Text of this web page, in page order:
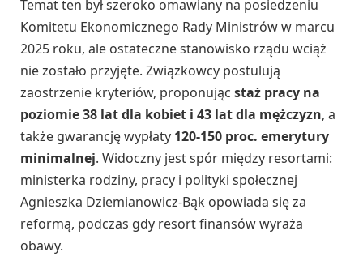
Temat ten był szeroko omawiany na posiedzeniu
Komitetu Ekonomicznego Rady Ministrów w marcu
2025 roku, ale ostateczne stanowisko rządu wciąż
nie zostało przyjęte. Związkowcy postulują
zaostrzenie kryteriów, proponując staż pracy na
poziomie 38 lat dla kobiet i 43 lat dla mężczyzn, a
także gwarancję wypłaty 120-150 proc. emerytury
minimalnej. Widoczny jest spór między resortami:
ministerka rodziny, pracy i polityki społecznej
Agnieszka Dziemianowicz-Bąk opowiada się za
reformą, podczas gdy resort finansów wyraża
obawy.